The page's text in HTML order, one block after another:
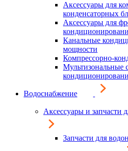
Аксессуары для
конденсаторных
Аксессуары для
Канальные
мощности
Компрессорно-
Мультизональные
Водоснабжение
Аксессуары и запчасти
Запчасти для